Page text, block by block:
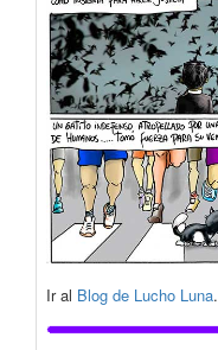
Ir al Blog de Lucho Luna.